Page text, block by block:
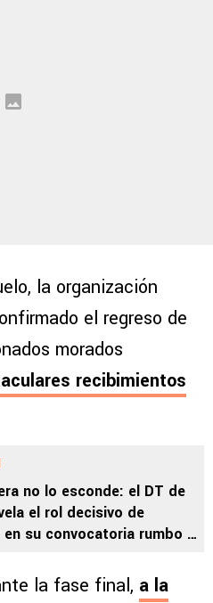
la organización
el regreso de
morados
recibimientos
no lo esconde: el DT de
el rol decisivo de
en su convocatoria rumbo al
la fase final, a la